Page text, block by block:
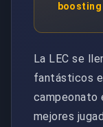
boosting
La LEC se
fantásticos
campeonato
mejores